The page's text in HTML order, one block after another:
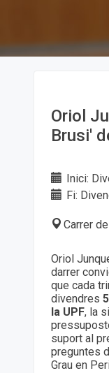
Oriol
Brusi'
Inici:
Fi:
Carrer
Oriol
darrer
que cada
divendres
la UPF, la
suport al
preguntes
Grau en